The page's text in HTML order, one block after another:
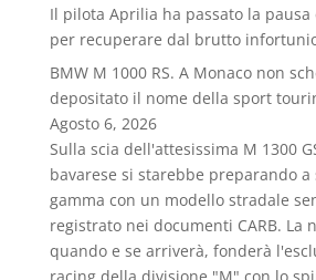
Il pilota Aprilia ha passato la pausa
per recuperare dal brutto
BMW M 1000 RS. A Monaco non
depositato il nome della sport
Agosto 6, 2026
Sulla scia dell'attesissima M 1300
bavarese si starebbe preparando a
gamma con un modello stradale
registrato nei documenti CARB. La
quando e se arriverà, fonderà